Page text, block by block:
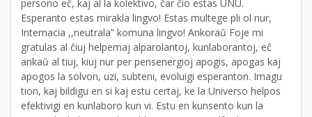
persono eĉ, kaj al la kolektivo, ĉar ĉio estas UNU.
Esperanto estas mirakla lingvo! Estas multege pli ol nur,
Internacia ,,neutrala” komuna lingvo! Ankoraŭ Foje mi
gratulas al ĉiuj helpemaj alparolantoj, kunlaborantoj, eĉ
ankaŭ al tiuj, kiuj nur per pensenergioj apogis, apogas kaj
apogos la solvon, uzi, subteni, evoluigi esperanton. Imagu
tion, kaj bildigu en si kaj estu certaj, ke la Universo helpos
efektivigi en kunlaboro kun vi. Estu en kunsento kun la